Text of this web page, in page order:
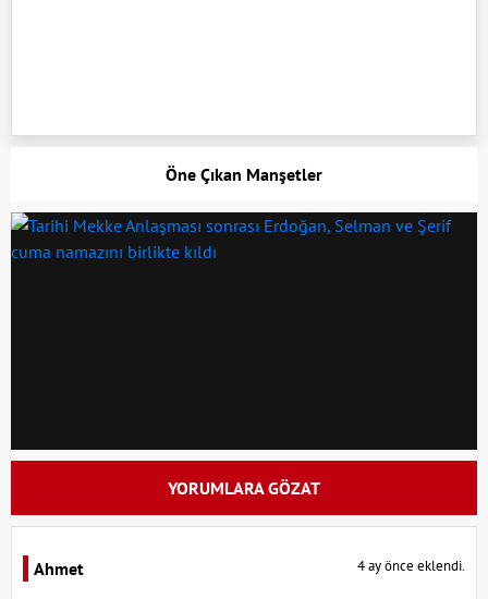
Öne Çıkan Manşetler
YORUMLARA GÖZAT
Ahmet 4 ay önce eklendi.